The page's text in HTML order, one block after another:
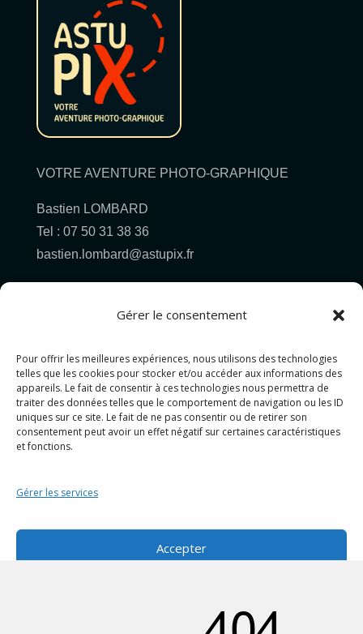
Gérer le consentement
Pour offrir les meilleures expériences, nous utilisons des technologies
telles que les cookies pour stocker et/ou accéder aux informations des
appareils. Le fait de consentir à ces technologies nous permettra de
traiter des données telles que le comportement de navigation ou les ID
uniques sur ce site. Le fait de ne pas consentir ou de retirer son
consentement peut avoir un effet négatif sur certaines caractéristiques
et fonctions.
Gérer les services
Accepter
Voir les préférences
VOTRE AVENTURE PHOTO-GRAPHIQUE
Bastien LOMBARD
Tel : 07 50 31 38 36
bastien.lombard@astupix.fr
Pour allez plus loin...
PHOTOGRAPHIE
GRAPHISME
Politique de confidentialité